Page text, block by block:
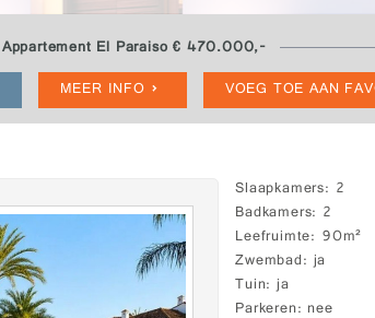
Appartement El Paraiso € 470.000,-
MEER INFO VOEG TOE AAN
Slaapkamers 2
Badkamers 2
Leefruimte 90m²
Zwembad ja
Tuin ja
Parkeren nee